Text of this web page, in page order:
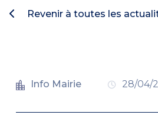
Revenir à toutes les
Info Mairie 28/04/